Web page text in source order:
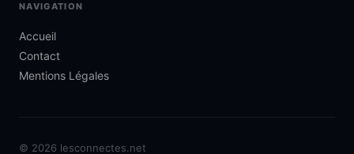
NAVIGATION
Accueil
Contact
Mentions Légales
© 2026 lesconnectes.net